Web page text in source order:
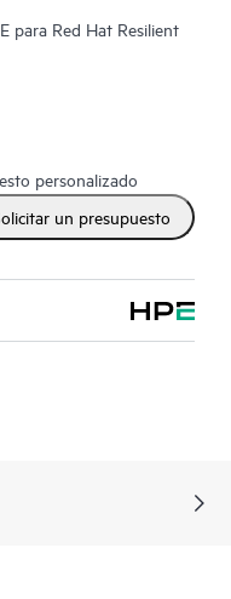
para Red Hat Resilient
personalizado
un presupuesto